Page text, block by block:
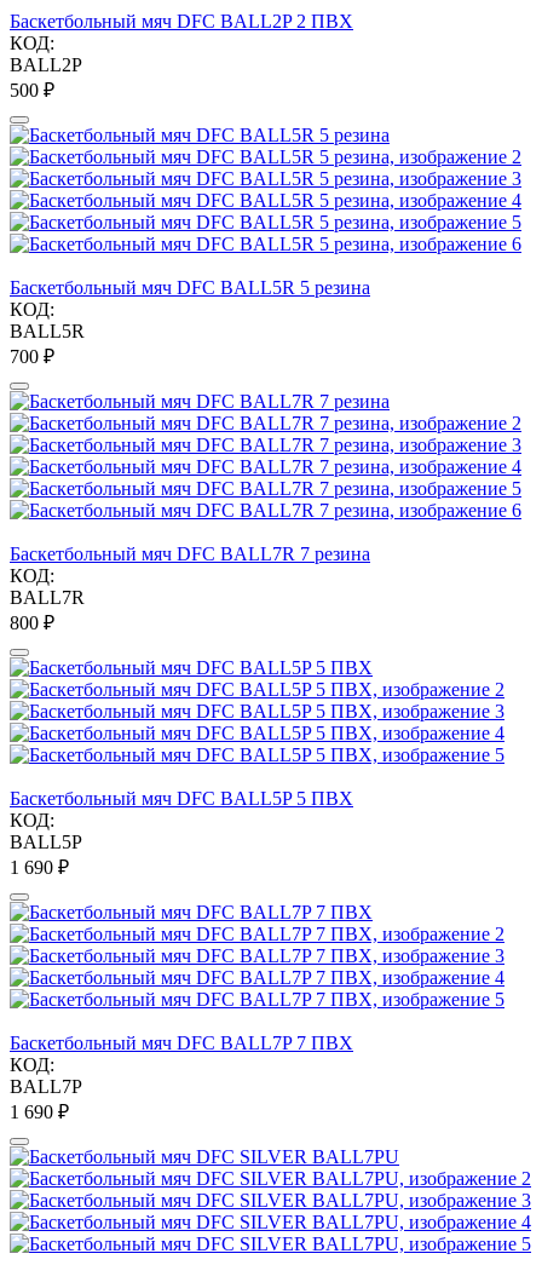
Баскетбольный мяч DFC BALL2P 2 ПВХ
КОД:
BALL2P
‍500‍ ₽
Баскетбольный мяч DFC BALL5R 5 резина
КОД:
BALL5R
‍700‍ ₽
Баскетбольный мяч DFC BALL7R 7 резина
КОД:
BALL7R
‍800‍ ₽
Баскетбольный мяч DFC BALL5P 5 ПВХ
КОД:
BALL5P
1 690 ₽
Баскетбольный мяч DFC BALL7P 7 ПВХ
КОД:
BALL7P
1 690 ₽